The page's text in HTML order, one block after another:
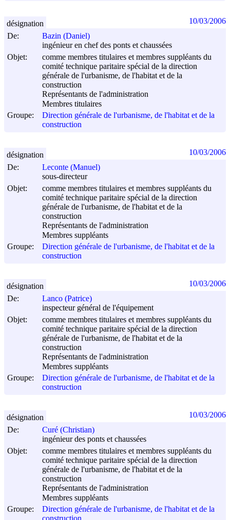
De:
Bazin (Daniel)
ingénieur en chef des ponts et chaussées
Objet:
comme membres titulaires et membres suppléants du
comité technique paritaire spécial de la direction
générale de l'urbanisme, de l'habitat et de la
construction
Représentants de l'administration
Membres titulaires
Groupe:
Direction générale de l'urbanisme, de l'habitat et de la
construction
désignation 10/03/2006
De:
Leconte (Manuel)
sous-directeur
Objet:
comme membres titulaires et membres suppléants du
comité technique paritaire spécial de la direction
générale de l'urbanisme, de l'habitat et de la
construction
Représentants de l'administration
Membres suppléants
Groupe:
Direction générale de l'urbanisme, de l'habitat et de la
construction
désignation 10/03/2006
De:
Lanco (Patrice)
inspecteur général de l'équipement
Objet:
comme membres titulaires et membres suppléants du
comité technique paritaire spécial de la direction
générale de l'urbanisme, de l'habitat et de la
construction
Représentants de l'administration
Membres suppléants
Groupe:
Direction générale de l'urbanisme, de l'habitat et de la
construction
désignation 10/03/2006
De:
Curé (Christian)
ingénieur des ponts et chaussées
Objet:
comme membres titulaires et membres suppléants du
comité technique paritaire spécial de la direction
générale de l'urbanisme, de l'habitat et de la
construction
Représentants de l'administration
Membres suppléants
Groupe:
Direction générale de l'urbanisme, de l'habitat et de la
désignation 10/03/2006